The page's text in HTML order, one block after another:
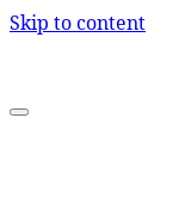
Skip to content